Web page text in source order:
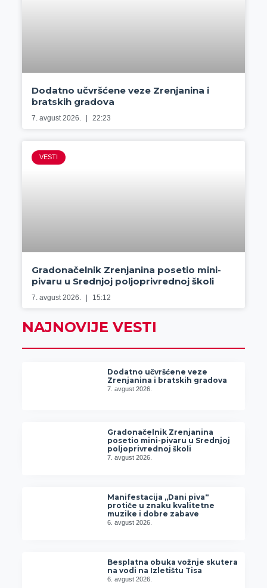
Dodatno učvršćene veze Zrenjanina i
bratskih gradova
7. avgust 2026. 22:23
VESTI
Gradonačelnik Zrenjanina posetio mini-
pivaru u Srednjoj poljoprivrednoj školi
7. avgust 2026. 15:12
NAJNOVIJE VESTI
Dodatno učvršćene veze
Zrenjanina i bratskih gradova
7. avgust 2026.
Gradonačelnik Zrenjanina
posetio mini-pivaru u Srednjoj
poljoprivrednoj školi
7. avgust 2026.
Manifestacija „Dani piva“
protiče u znaku kvalitetne
muzike i dobre zabave
6. avgust 2026.
Besplatna obuka vožnje skutera
na vodi na Izletištu Tisa
6. avgust 2026.